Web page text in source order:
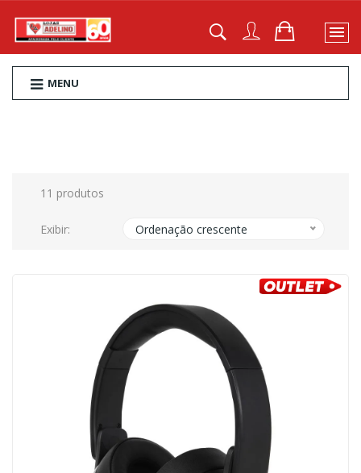
MENU
11 produtos
Exibir: Ordenação crescente